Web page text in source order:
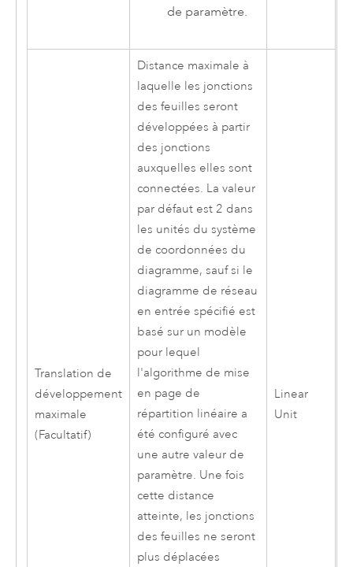
de paramètre.
Translation de
développement
maximale
(Facultatif)
Distance maximale à
laquelle les jonctions
des feuilles seront
développées à partir
des jonctions
auxquelles elles sont
connectées. La valeur
par défaut est 2 dans
les unités du système
de coordonnées du
diagramme, sauf si le
diagramme de réseau
en entrée spécifié est
basé sur un modèle
pour lequel
l'algorithme de mise
en page de
répartition linéaire a
été configuré avec
une autre valeur de
paramètre. Une fois
cette distance
atteinte, les jonctions
des feuilles ne seront
plus déplacées
Linear
Unit